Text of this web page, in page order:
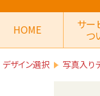
HOME サー
つ
デザイン選択 写真入り